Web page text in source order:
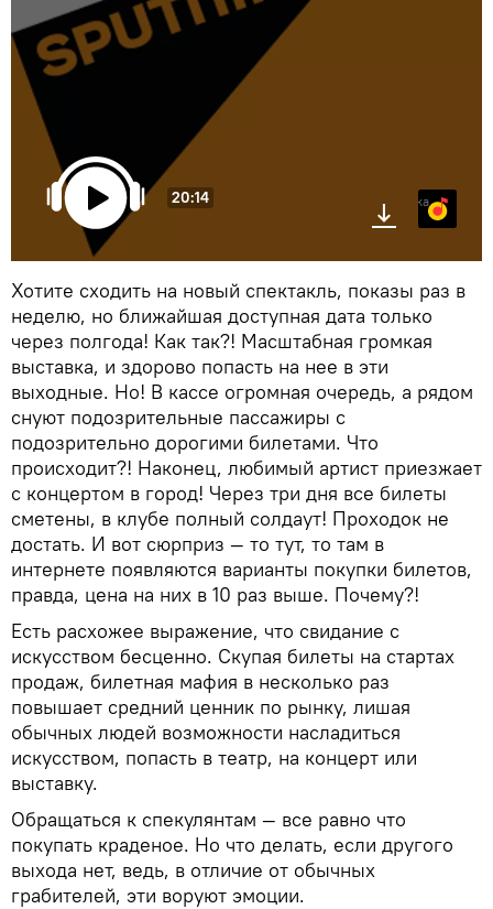
20:14 Яндекс.Музыка
Хотите сходить на новый спектакль, показы раз в
неделю, но ближайшая доступная дата только
через полгода! Как так?! Масштабная громкая
выставка, и здорово попасть на нее в эти
выходные. Но! В кассе огромная очередь, а рядом
снуют подозрительные пассажиры с
подозрительно дорогими билетами. Что
происходит?! Наконец, любимый артист приезжает
с концертом в город! Через три дня все билеты
сметены, в клубе полный солдаут! Проходок не
достать. И вот сюрприз — то тут, то там в
интернете появляются варианты покупки билетов,
правда, цена на них в 10 раз выше. Почему?!
Есть расхожее выражение, что свидание с
искусством бесценно. Скупая билеты на стартах
продаж, билетная мафия в несколько раз
повышает средний ценник по рынку, лишая
обычных людей возможности насладиться
искусством, попасть в театр, на концерт или
выставку.
Обращаться к спекулянтам — все равно что
покупать краденое. Но что делать, если другого
выхода нет, ведь, в отличие от обычных
грабителей, эти воруют эмоции.